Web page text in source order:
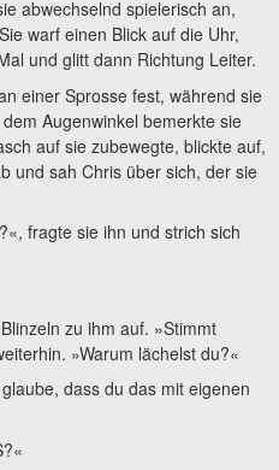
abwechselnd spielerisch an,
warf einen Blick auf die Uhr,
und glitt dann Richtung Leiter.
einer Sprosse fest, während sie
Augenwinkel bemerkte sie
auf sie zubewegte, blickte auf,
und sah Chris über sich, der sie
fragte sie ihn und strich sich
zu ihm auf. »Stimmt
»Warum lächelst du?«
dass du das mit eigenen